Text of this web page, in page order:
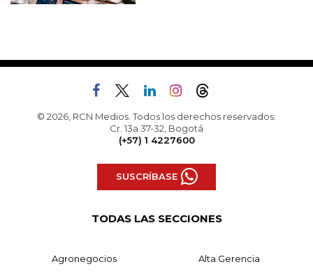
© 2026, RCN Medios. Todos los derechos reservados.
Cr. 13a 37-32, Bogotá
(+57) 1 4227600
SUSCRÍBASE
TODAS LAS SECCIONES
Agronegocios Alta Gerencia